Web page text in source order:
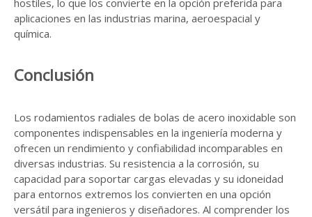
hostiles, lo que los convierte en la opción preferida para
aplicaciones en las industrias marina, aeroespacial y
química.
Conclusión
Los rodamientos radiales de bolas de acero inoxidable son
componentes indispensables en la ingeniería moderna y
ofrecen un rendimiento y confiabilidad incomparables en
diversas industrias. Su resistencia a la corrosión, su
capacidad para soportar cargas elevadas y su idoneidad
para entornos extremos los convierten en una opción
versátil para ingenieros y diseñadores. Al comprender los